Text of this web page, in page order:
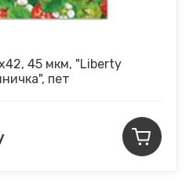
45 мкм, "Liberty
пет